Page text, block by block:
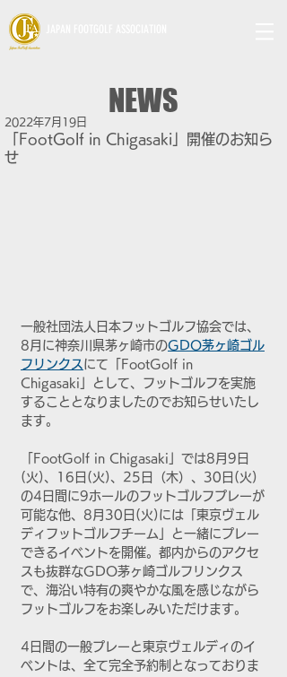
NEWS
「FootGolf in Chigasaki」開催のお知ら
せ
2022年7月19日
一般社団法人日本フットゴルフ協会では、
8月に神奈川県茅ヶ崎市のGDO茅ヶ崎ゴル
フリンクス にて「FootGolf in
Chigasaki」として、フットゴルフを実施
することとなりましたのでお知らせいたし
ます。
「FootGolf in Chigasaki」では8月9日
(火)、16日(火)、25日（木）、30日(火)
の4日間に9ホールのフットゴルフプレーが
可能な他、8月30日(火)には「東京ヴェル
ディフットゴルフチーム」と一緒にプレー
できるイベントを開催。都内からのアクセ
スも抜群なGDO茅ヶ崎ゴルフリンクス
で、海沿い特有の爽やかな風を感じながら
フットゴルフをお楽しみいただけます。
4日間の一般プレーと東京ヴェルディのイ
ベントは、全て完全予約制となっておりま